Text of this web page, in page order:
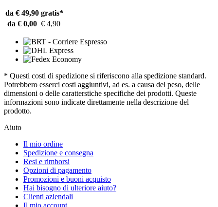
da € 49,90 gratis*
da € 0,00 € 4,90
* Questi costi di spedizione si riferiscono alla spedizione standard.
Potrebbero esserci costi aggiuntivi, ad es. a causa del peso, delle
dimensioni o delle caratterstiche specifiche dei prodotti. Queste
informazioni sono indicate direttamente nella descrizione del
prodotto.
Aiuto
Il mio ordine
Spedizione e consegna
Resi e rimborsi
Opzioni di pagamento
Promozioni e buoni acquisto
Hai bisogno di ulteriore aiuto?
Clienti aziendali